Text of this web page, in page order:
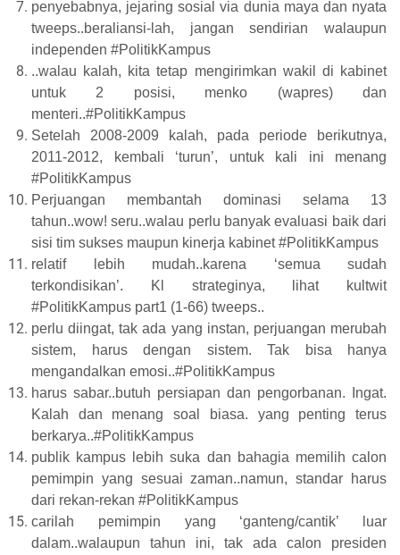
penyebabnya, jejaring sosial via dunia maya dan nyata
tweeps..beraliansi-lah, jangan sendirian walaupun
independen #PolitikKampus
..walau kalah, kita tetap mengirimkan wakil di kabinet
untuk 2 posisi, menko (wapres) dan
menteri..#PolitikKampus
Setelah 2008-2009 kalah, pada periode berikutnya,
2011-2012, kembali ‘turun’, untuk kali ini menang
#PolitikKampus
Perjuangan membantah dominasi selama 13
tahun..wow! seru..walau perlu banyak evaluasi baik dari
sisi tim sukses maupun kinerja kabinet #PolitikKampus
relatif lebih mudah..karena ‘semua sudah
terkondisikan’. Kl strateginya, lihat kultwit
#PolitikKampus part1 (1-66) tweeps..
perlu diingat, tak ada yang instan, perjuangan merubah
sistem, harus dengan sistem. Tak bisa hanya
mengandalkan emosi..#PolitikKampus
harus sabar..butuh persiapan dan pengorbanan. Ingat.
Kalah dan menang soal biasa. yang penting terus
berkarya..#PolitikKampus
publik kampus lebih suka dan bahagia memilih calon
pemimpin yang sesuai zaman..namun, standar harus
dari rekan-rekan #PolitikKampus
carilah pemimpin yang ‘ganteng/cantik’ luar
dalam..walaupun tahun ini, tak ada calon presiden